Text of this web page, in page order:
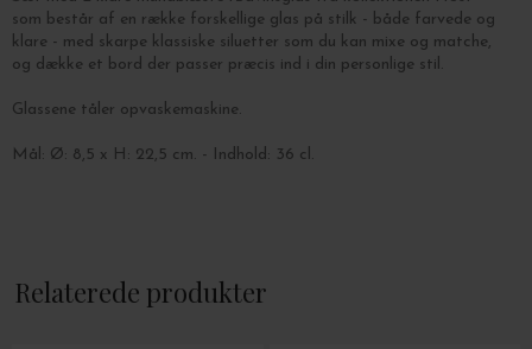
som består af en række forskellige glas på stilk - både farvede og
klare - med skarpe klassiske siluetter som du kan mixe og matche,
og dække et bord der passer præcis ind i din personlige stil.
Glassene tåler opvaskemaskine.
Mål: Ø: 8,5 x H: 22,5 cm. - Indhold: 36 cl.
Relaterede produkter